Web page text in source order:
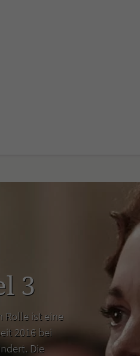
3
Rolle ist eine
2016 bei
Die